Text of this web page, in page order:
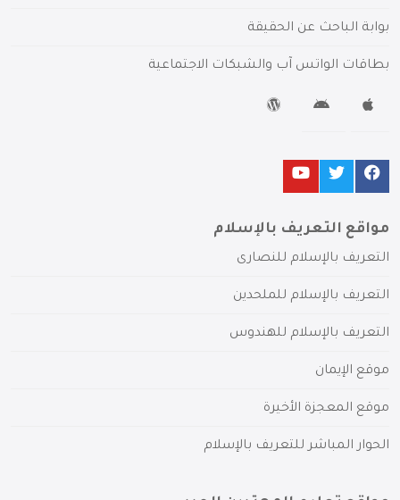
بوابة الباحث عن الحقيقة
بطاقات الواتس آب والشبكات الاجتماعية
مواقع التعريف بالإسلام
التعريف بالإسلام للنصارى
التعريف بالإسلام للملحدين
التعريف بالإسلام للهندوس
موقع الإيمان
موقع المعجزة الأخيرة
الحوار المباشر للتعريف بالإسلام